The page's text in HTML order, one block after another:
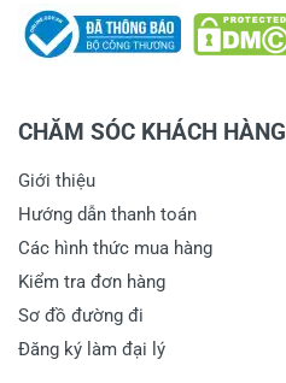
CHĂM SÓC KHÁCH HÀNG
Giới thiệu
Hướng dẫn thanh toán
Các hình thức mua hàng
Kiểm tra đơn hàng
Sơ đồ đường đi
Đăng ký làm đại lý